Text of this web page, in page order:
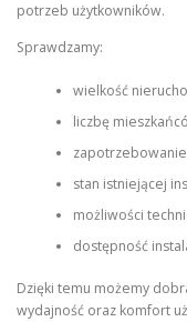
potrzeb użytkowników.
Sprawdzamy:
wielkość
liczbę
stan istniejącej
możliwości
dostępność
Dzięki temu możemy
wydajność oraz komfort